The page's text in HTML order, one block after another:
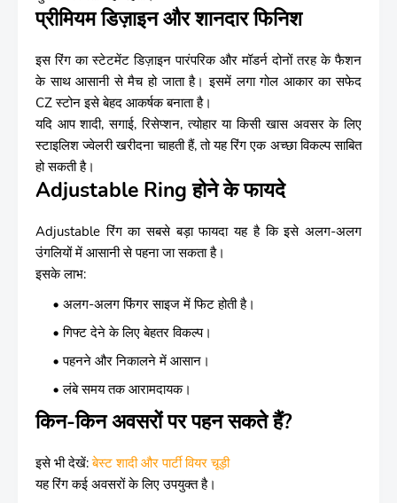
प्रीमियम डिज़ाइन और शानदार फिनिश
इस रिंग का स्टेटमेंट डिज़ाइन पारंपरिक और मॉडर्न दोनों तरह के फैशन
के साथ आसानी से मैच हो जाता है। इसमें लगा गोल आकार का सफेद
CZ स्टोन इसे बेहद आकर्षक बनाता है।
यदि आप शादी, सगाई, रिसेप्शन, त्योहार या किसी खास अवसर के लिए
स्टाइलिश ज्वेलरी खरीदना चाहती हैं, तो यह रिंग एक अच्छा विकल्प साबित
हो सकती है।
Adjustable Ring होने के फायदे
Adjustable रिंग का सबसे बड़ा फायदा यह है कि इसे अलग-अलग
उंगलियों में आसानी से पहना जा सकता है।
इसके लाभ:
अलग-अलग फिंगर साइज में फिट होती है।
गिफ्ट देने के लिए बेहतर विकल्प।
पहनने और निकालने में आसान।
लंबे समय तक आरामदायक।
किन-किन अवसरों पर पहन सकते हैं?
इसे भी देखें:बेस्ट शादी और पार्टी वियर चूड़ी
यह रिंग कई अवसरों के लिए उपयुक्त है।